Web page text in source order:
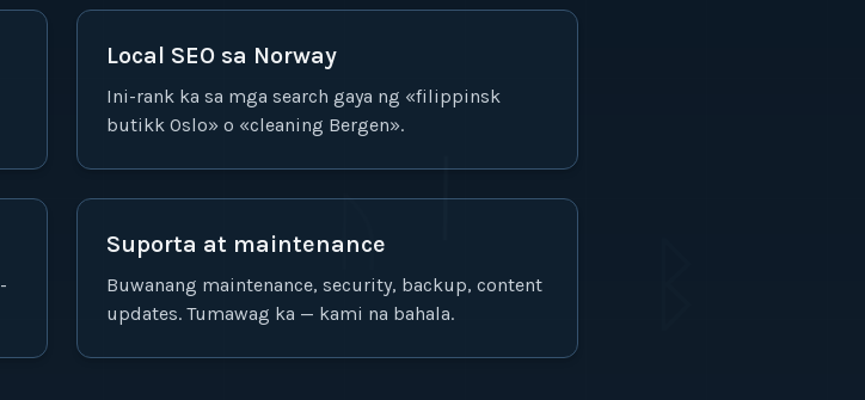
ᛁ
ᚢ
Local SEO sa Norway
Ini-rank ka sa mga search gaya ng «filippinsk
butikk Oslo» o «cleaning Bergen».
Suporta at maintenance
Buwanang maintenance, security, backup, content
updates. Tumawag ka — kami na bahala.